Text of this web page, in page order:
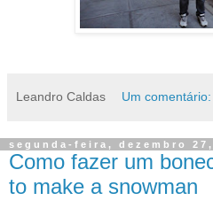
Leandro Caldas Um comentário:
segunda-feira, dezembro 27,
Como fazer um
to make a snowman